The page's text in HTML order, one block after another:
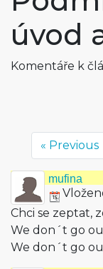
úvod
Komentáře k
« Previous
mufina
Chci se zeptat,
We don´t go
We don´t go